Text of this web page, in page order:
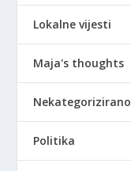
Lokalne vijesti
Maja's thoughts
Nekategorizirano
Politika